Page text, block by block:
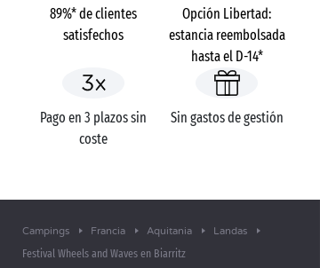
89%* de clientes
satisfechos
Opción Libertad:
estancia reembolsada
hasta el D-14*
Pago en 3 plazos sin
coste
Sin gastos de gestión
Campings Francia Aquitania Landas
Festival Wheels and Waves en Biarritz